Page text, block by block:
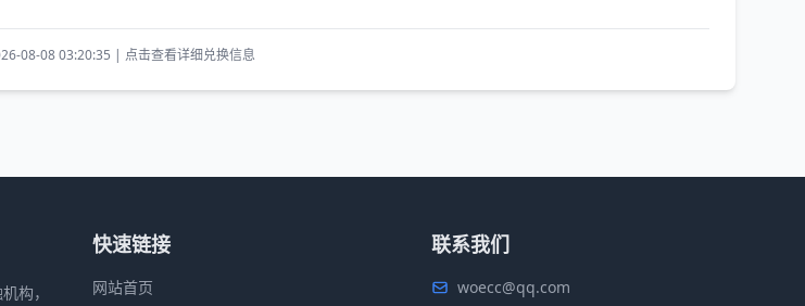
08-08 03:20:35 | 点击查看详细兑换信息
构，
快速链接
网站首页
联系我们
woecc@qq.com